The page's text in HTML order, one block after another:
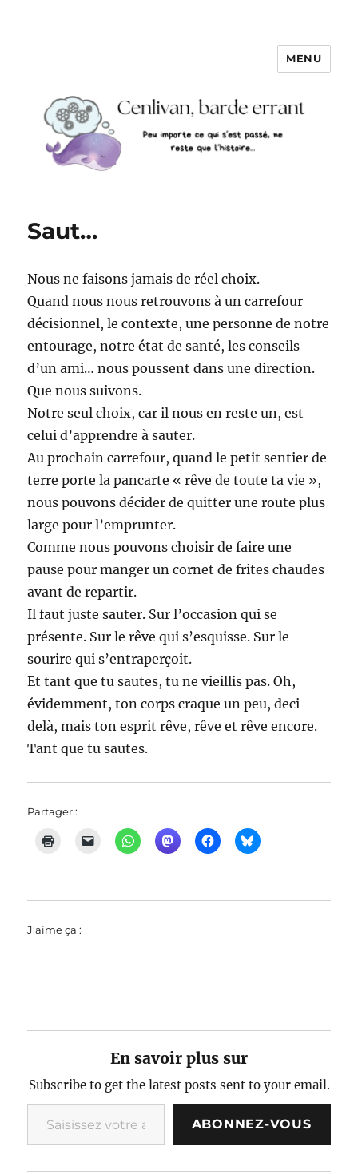
MENU
Saut…
Nous ne faisons jamais de réel choix.
Quand nous nous retrouvons à un carrefour
décisionnel, le contexte, une personne de notre
entourage, notre état de santé, les conseils
d’un ami… nous poussent dans une direction.
Que nous suivons.
Notre seul choix, car il nous en reste un, est
celui d’apprendre à sauter.
Au prochain carrefour, quand le petit sentier de
terre porte la pancarte « rêve de toute ta vie »,
nous pouvons décider de quitter une route plus
large pour l’emprunter.
Comme nous pouvons choisir de faire une
pause pour manger un cornet de frites chaudes
avant de repartir.
Il faut juste sauter. Sur l’occasion qui se
présente. Sur le rêve qui s’esquisse. Sur le
sourire qui s’entraperçoit.
Et tant que tu sautes, tu ne vieillis pas. Oh,
évidemment, ton corps craque un peu, deci
delà, mais ton esprit rêve, rêve et rêve encore.
Tant que tu sautes.
Partager :
J’aime ça :
En savoir plus sur
Subscribe to get the latest posts sent to your email.
Saisissez votre adresse e-mail…
ABONNEZ-VOUS